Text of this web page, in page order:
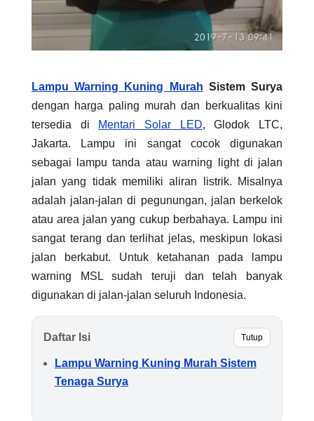
Lampu Warning Kuning Murah Sistem Surya
dengan harga paling murah dan berkualitas kini
tersedia di
Mentari Solar LED, Glodok LTC,
Jakarta. Lampu ini sangat cocok digunakan
sebagai lampu tanda atau warning light di jalan
jalan yang tidak memiliki aliran listrik. Misalnya
adalah jalan-jalan di pegunungan, jalan berkelok
atau area jalan yang cukup berbahaya. Lampu ini
sangat terang dan terlihat jelas, meskipun lokasi
jalan berkabut. Untuk ketahanan pada lampu
warning MSL sudah teruji dan telah banyak
digunakan di jalan-jalan seluruh Indonesia.
Daftar Isi Tutup
Lampu Warning Kuning Murah Sistem
Tenaga Surya